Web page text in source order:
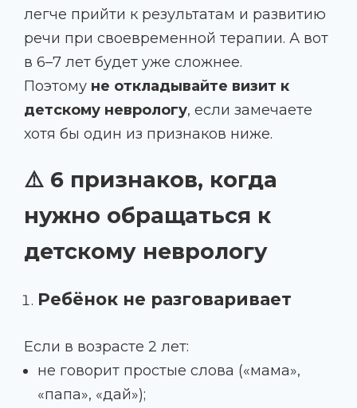
легче прийти к результатам и развитию
речи при своевременной терапии. А вот
в 6–7 лет будет уже сложнее.
Поэтому не откладывайте визит к
детскому неврологу, если замечаете
хотя бы один из признаков ниже.
⚠️ 6 признаков, когда
нужно обращаться к
детскому неврологу
Ребёнок не разговаривает
Если в возрасте 2 лет:
не говорит простые слова («мама»,
«папа», «дай»);